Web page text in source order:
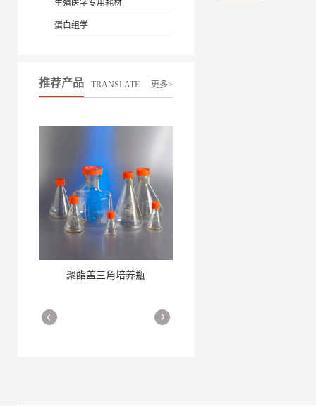
生殖医学专用耗材
蛋白组学
推荐产品 TRANSLATE 更多>
聚酯盖三角培养瓶